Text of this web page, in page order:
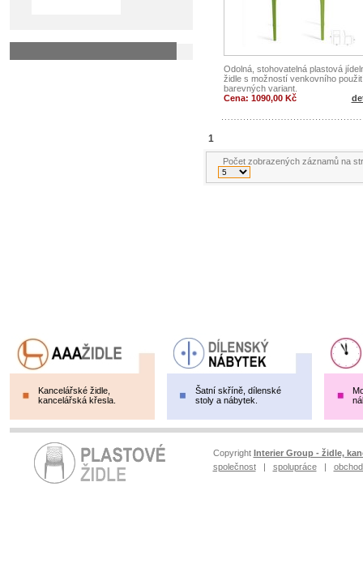
Odolná, stohovatelná plastová
židle s možností venkovního
barevných variant.
Cena: 1090,00 Kč
1
Počet zobrazených záznamů na
Kancelářské židle,
kancelářská křesla.
Šatní skříně, dílenské
stoly a nábytek.
Copyright Interier Group - židle,
společnost| spolupráce|